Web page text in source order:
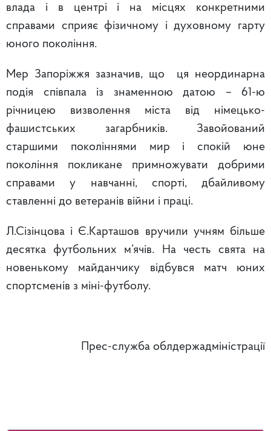
влада і в центрі і на місцях конкретними
справами сприяє фізичному і духовному гарту
юного покоління.
Мер Запоріжжя зазначив, що ця неординарна
подія співпала із знаменною датою – 61-ю
річницею визволення міста від німецько-
фашистських загарбників. Завойований
старшими поколіннями мир і спокій юне
покоління покликане примножувати добрими
справами у навчанні, спорті, дбайливому
ставленні до ветеранів війни і праці.
Л.Сізінцова і Є.Карташов вручили учням більше
десятка футбольних м’ячів. На честь свята на
новенькому майданчику відбувся матч юних
спортсменів з міні-футболу.
Прес-служба облдержадміністрації